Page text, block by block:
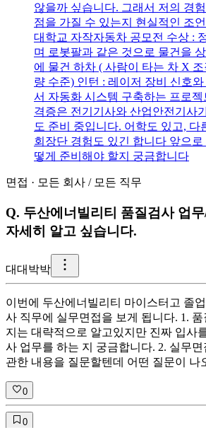
않을까 싶습니다. 그래서 저의 경
점을 가질 수 있는지 현실적인 조
대학교 자작자동차 공모전 수상 :
며 로봇팔과 같은 것으로 물건을
에 물건 하차 ( 사람이 타는 차 X
량 수준) 인턴 : 레이저 장비 신호
서 자동화 시스템 구축하는 프로
격증은 전기기사와 산업안전기사
도 준비 중입니다. 어학도 있고, 다
회장단 경험도 있긴 합니다 앞으
떻게 준비해야 할지 궁금합니다
면접 · 모든 회사 / 모든 직무
Q. 두산에너빌리티 품질검사 업
자세히 알고 싶습니다.
대대박박
이번에 두산에너빌리티 마이스터고 졸
사 직무에 실무면접을 보게 됩니다. 1.
지는 대략적으로 알고있지만 진짜 입사
사 업무를 하는 지 궁금합니다. 2. 실무면
관한 내용을 질문할텐데 어떤 질문이 나
0
0